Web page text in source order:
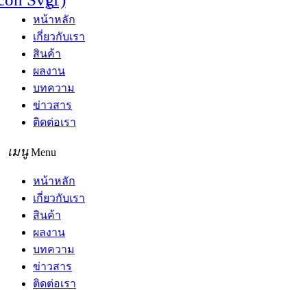
หน้าหลัก
เกี่ยวกับเรา
สินค้า
ผลงาน
บทความ
ข่าวสาร
ติดต่อเรา
Menu
หน้าหลัก
เกี่ยวกับเรา
สินค้า
ผลงาน
บทความ
ข่าวสาร
ติดต่อเรา